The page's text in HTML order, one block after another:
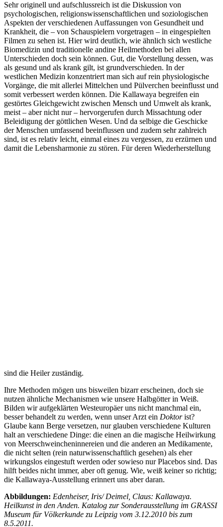
Sehr originell und aufschlussreich ist die Diskussion von
psychologischen, religionswissenschaftlichen und soziologischen
Aspekten der verschiedenen Auffassungen von Gesundheit und
Krankheit, die – von Schauspielern vorgetragen – in eingespielten
Filmen zu sehen ist. Hier wird deutlich, wie ähnlich sich westliche
Biomedizin und traditionelle andine Heilmethoden bei allen
Unterschieden doch sein können. Gut, die Vorstellung dessen, was
als gesund und als krank gilt, ist grundverschieden. In der
westlichen Medizin konzentriert man sich auf rein physiologische
Vorgänge, die mit allerlei Mittelchen und Pülverchen beeinflusst und
somit verbessert werden können. Die Kallawaya begreifen ein
gestörtes Gleichgewicht zwischen Mensch und Umwelt als krank,
meist – aber nicht nur – hervorgerufen durch Missachtung oder
Beleidigung der göttlichen Wesen. Und da selbige die Geschicke
der Menschen umfassend beeinflussen und zudem sehr zahlreich
sind, ist es relativ leicht, einmal eines zu vergessen, zu erzürnen und
damit die Lebensharmonie zu stören. Für deren Wiederherstellung
sind die Heiler zuständig.
Ihre Methoden mögen uns bisweilen bizarr erscheinen, doch sie
nutzen ähnliche Mechanismen wie unsere Halbgötter in Weiß.
Bilden wir aufgeklärten Westeuropäer uns nicht manchmal ein,
besser behandelt zu werden, wenn unser Arzt ein Doktorist?
Glaube kann Berge versetzen, nur glauben verschiedene Kulturen
halt an verschiedene Dinge: die einen an die magische Heilwirkung
von Meerschweincheninnereien und die anderen an Medikamente,
die nicht selten (rein naturwissenschaftlich gesehen) als eher
wirkungslos eingestuft werden oder sowieso nur Placebos sind. Das
hilft beides nicht immer, aber oft genug. Wie, weiß keiner so richtig;
die Kallawaya-Ausstellung erinnert uns aber daran.
Abbildungen: Edenheiser, Iris/ Deimel, Claus: Kallawaya.
Heilkunst in den Anden. Katalog zur Sonderausstellung im GRASSI
Museum für Völkerkunde zu Leipzig vom 3.12.2010 bis zum
8.5.2011.